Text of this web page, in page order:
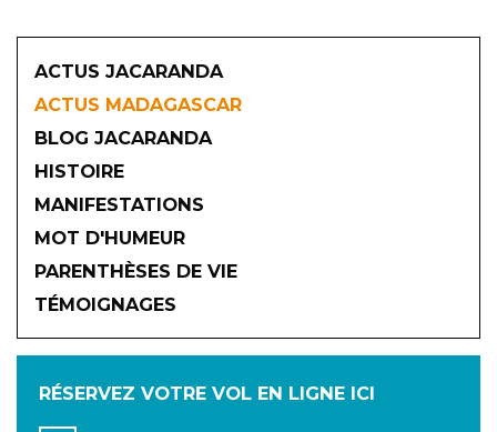
ACTUS JACARANDA
ACTUS MADAGASCAR
BLOG JACARANDA
HISTOIRE
MANIFESTATIONS
MOT D'HUMEUR
PARENTHÈSES DE VIE
TÉMOIGNAGES
RÉSERVEZ VOTRE VOL EN LIGNE ICI
JANVIER
AVRIL MAI JUIN
JUILLET AOÛT SEPTEMBRE